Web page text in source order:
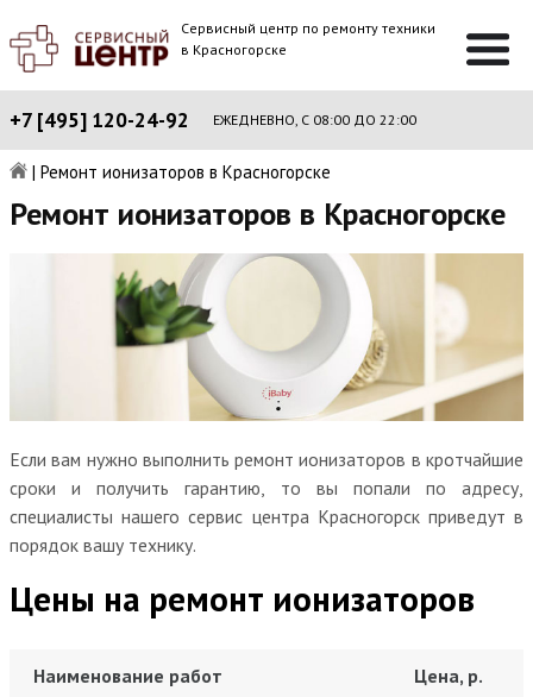
Сервисный центр по ремонту техники
в Красногорске
+7 [495] 120-24-92 ЕЖЕДНЕВНО, С 08:00 ДО 22:00
| Ремонт ионизаторов в Красногорске
Ремонт ионизаторов в Красногорске
Если вам нужно выполнить ремонт ионизаторов в кротчайшие
сроки и получить гарантию, то вы попали по адресу,
специалисты нашего сервис центра Красногорск приведут в
порядок вашу технику.
Цены на ремонт ионизаторов
Наименование работ Цена, р.